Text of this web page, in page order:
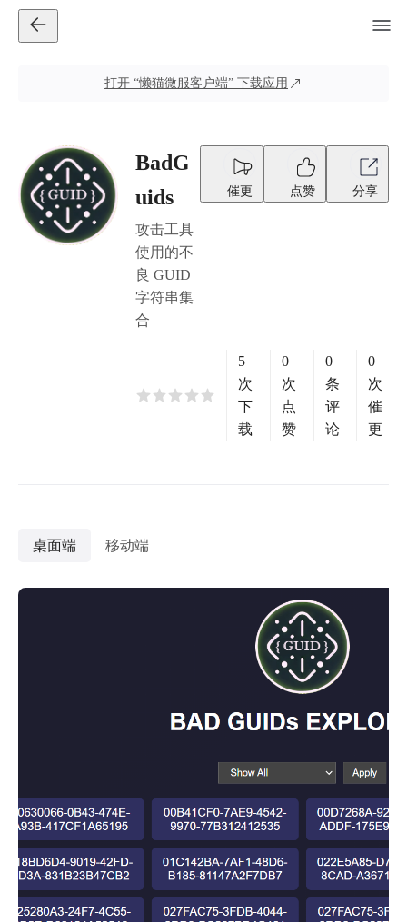
打开 “懒猫微服客户端” 下载应用
BadG
uids
攻击工具
使用的不
良 GUID
字符串集
合
催更 点赞 分享
5
次
下
载
0
次
点
赞
0
条
评
论
0
次
催
更
桌面端 移动端